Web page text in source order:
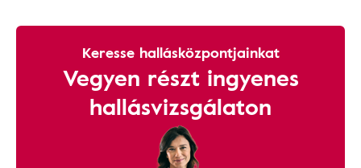
Keresse hallásközpontjainkat
Vegyen részt ingyenes
hallásvizsgálaton